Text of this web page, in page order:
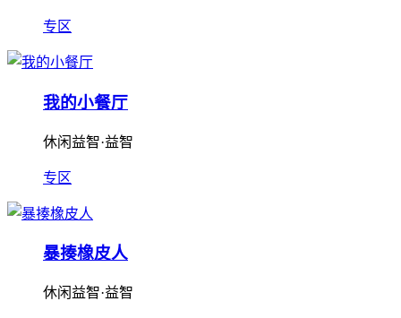
专区
我的小餐厅
休闲益智·益智
专区
暴揍橡皮人
休闲益智·益智